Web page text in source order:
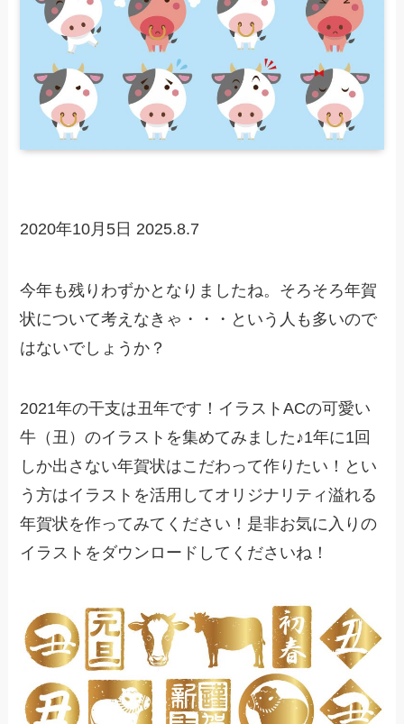
2020年10月5日 2025.8.7
今年も残りわずかとなりましたね。そろそろ年賀
状について考えなきゃ・・・という人も多いので
はないでしょうか？
2021年の干支は丑年です！イラストACの可愛い
牛（丑）のイラストを集めてみました♪1年に1回
しか出さない年賀状はこだわって作りたい！とい
う方はイラストを活用してオリジナリティ溢れる
年賀状を作ってみてください！是非お気に入りの
イラストをダウンロードしてくださいね！